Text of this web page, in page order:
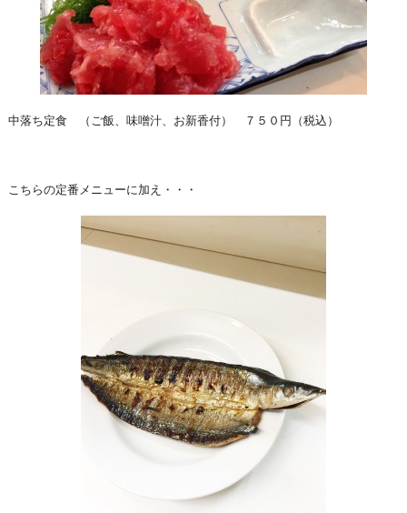
中落ち定食 （ご飯、味噌汁、お新香付） ７５０円（税込）
こちらの定番メニューに加え・・・